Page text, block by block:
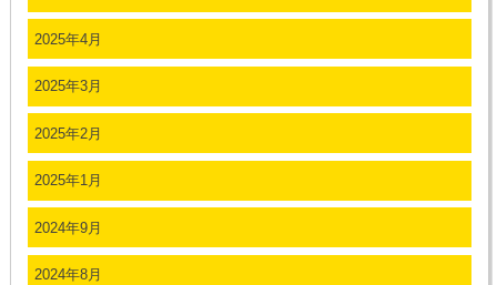
2025年4月
2025年3月
2025年2月
2025年1月
2024年9月
2024年8月